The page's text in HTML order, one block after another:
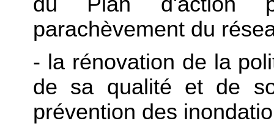
parachèvement du
- la rénovation de la
de sa qualité et de
prévention des